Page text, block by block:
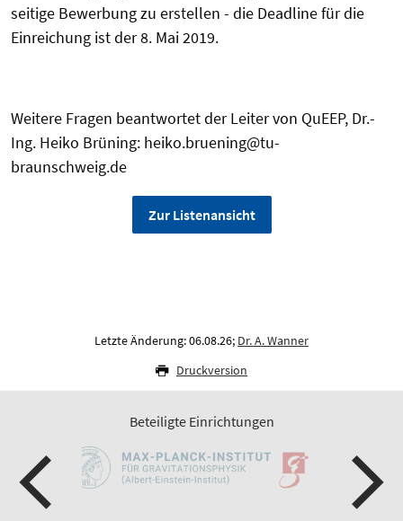
seitige Bewerbung zu erstellen - die Deadline für die
Einreichung ist der 8. Mai 2019.
Weitere Fragen beantwortet der Leiter von QuEEP, Dr.-
Ing. Heiko Brüning: heiko.bruening@tu-
braunschweig.de
Zur Listenansicht
Letzte Änderung: 06.08.26; Dr. A. Wanner
Druckversion
Beteiligte Einrichtungen